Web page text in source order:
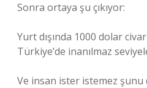
Sonra ortaya şu çıkıyor:
Yurt dışında 1000 dolar
Türkiye’de inanılmaz
Ve insan ister istemez şunu